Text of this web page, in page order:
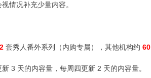
情况补充少量内容。
套秀人番外系列（内购专属），其他机构约 60
3 天的内容量，每周四更新 2 天的内容量。